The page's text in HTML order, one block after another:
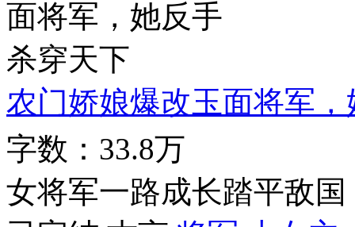
农门娇娘爆改玉面将军
字数：33.8万
女将军一路成长踏平敌国